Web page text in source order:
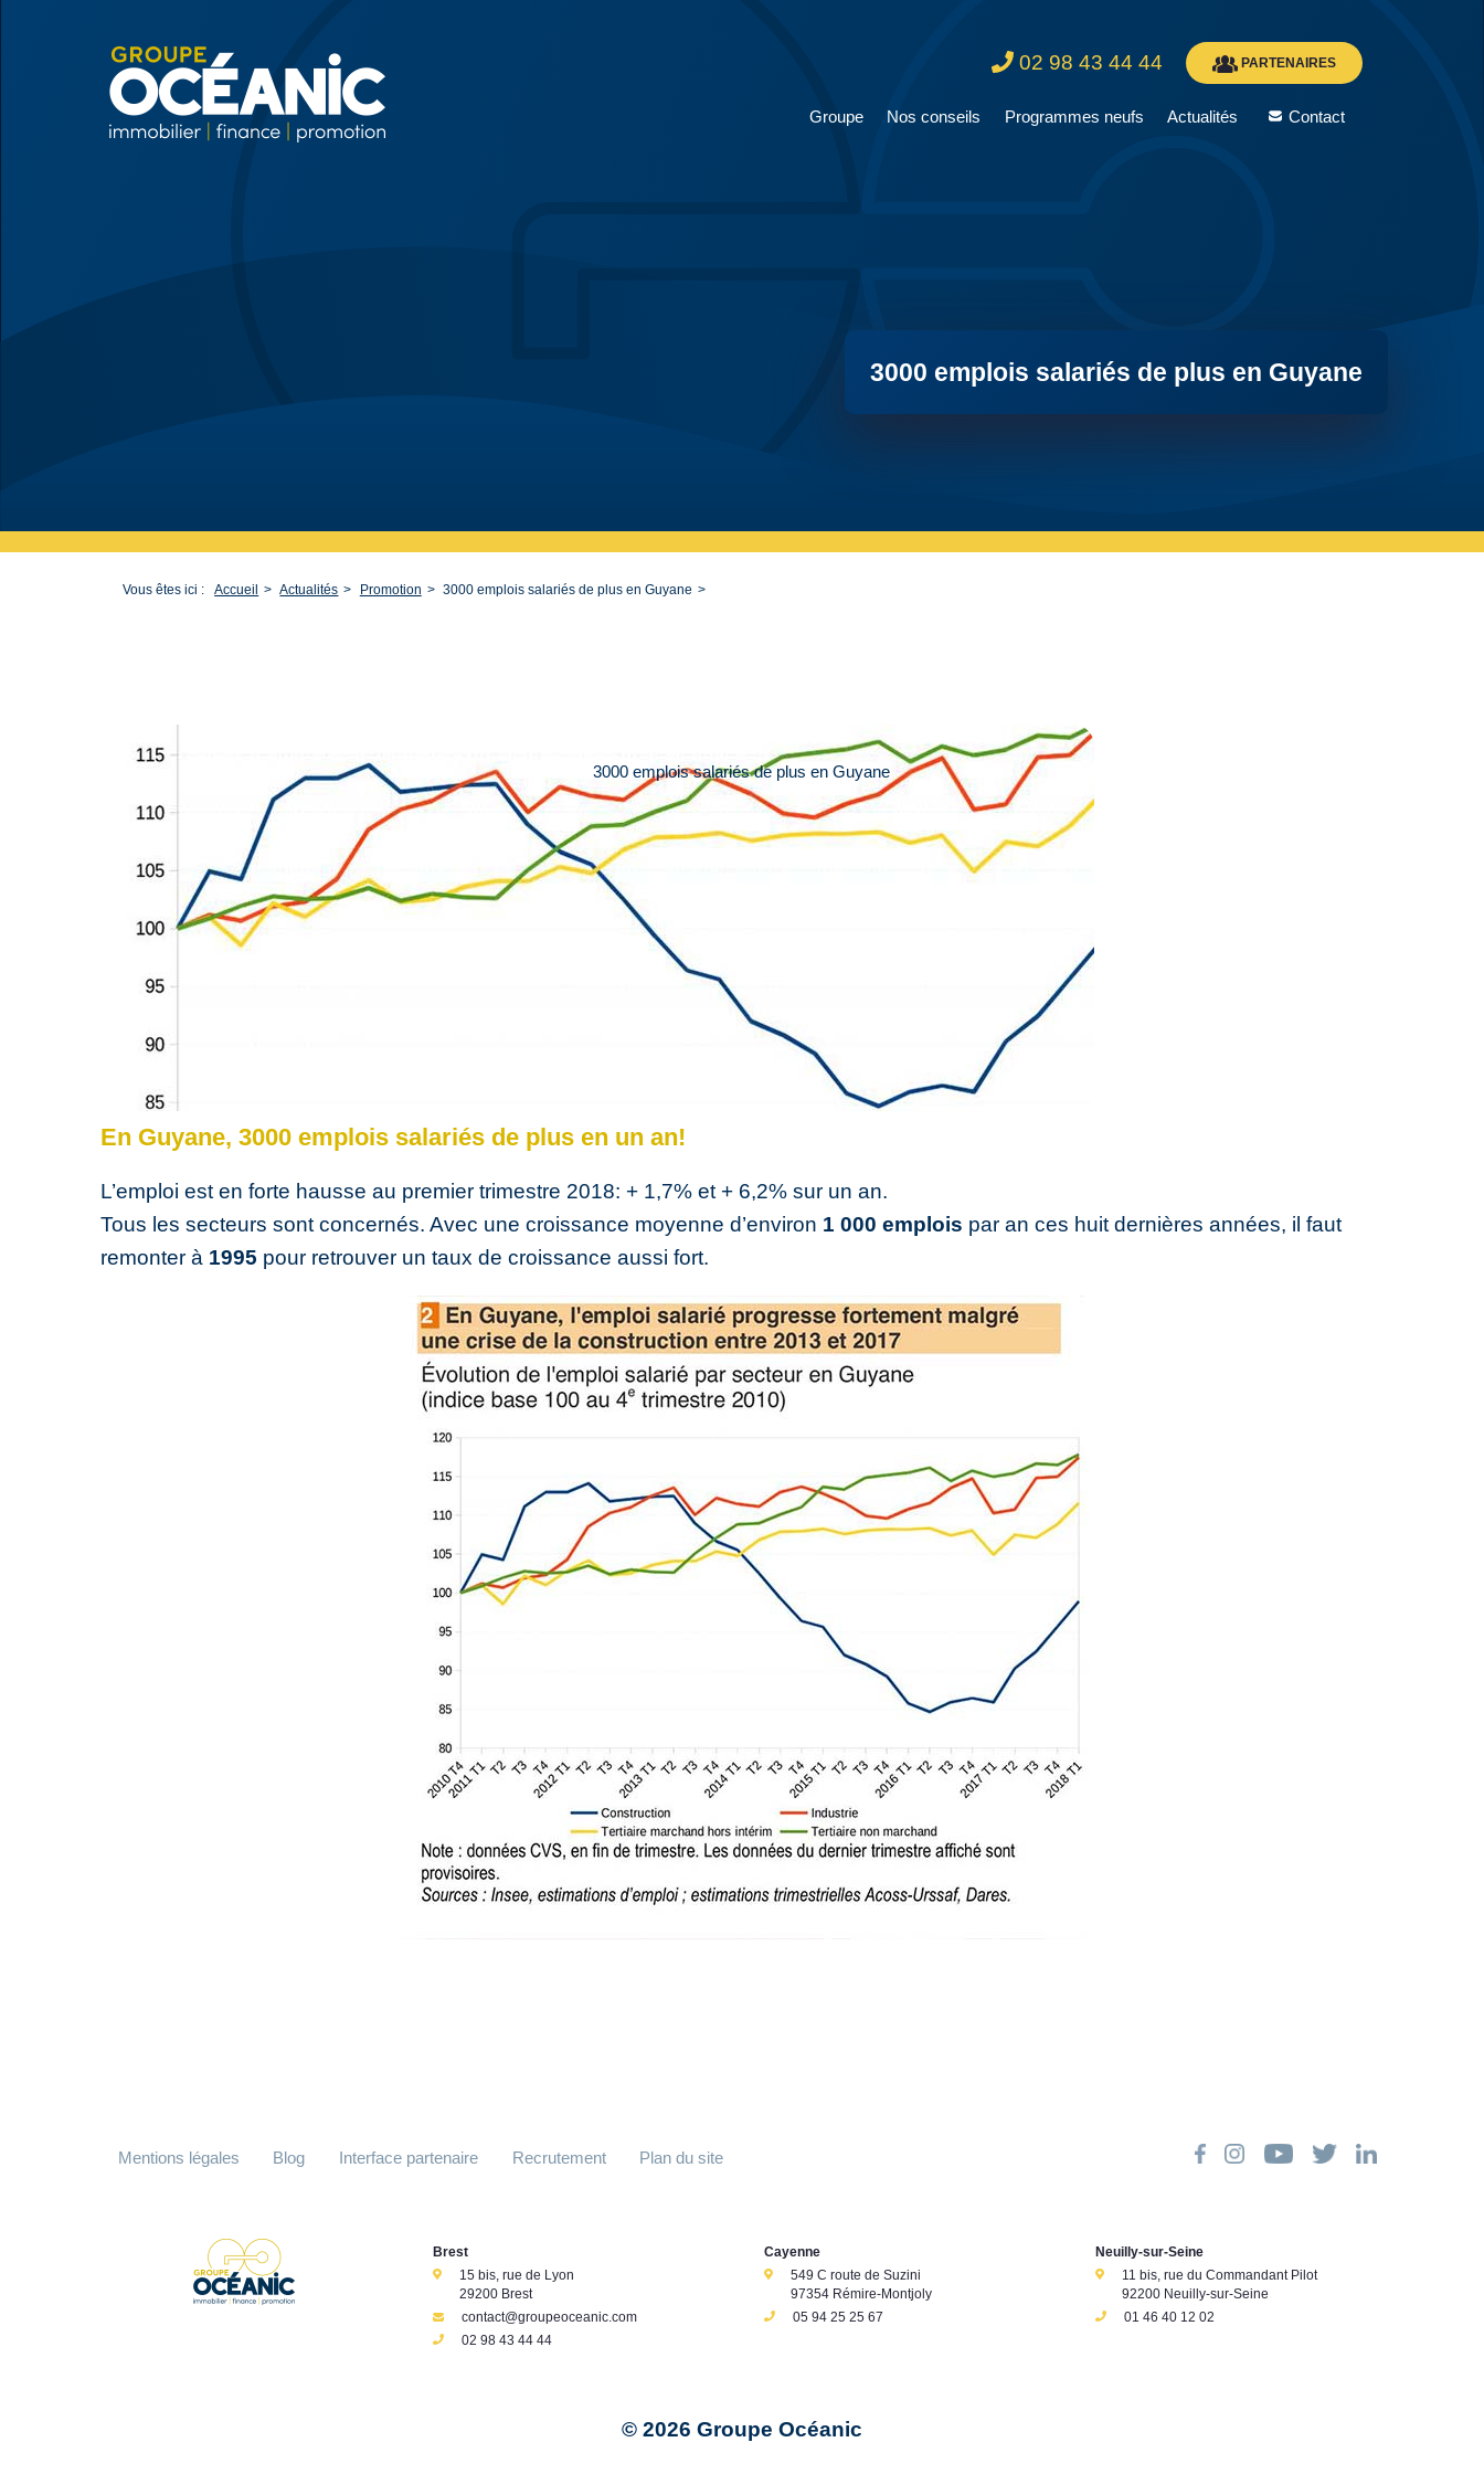
02 98 43 44 44 PARTENAIRES
Groupe Nos conseils Programmes neufs Actualités Contact
3000 emplois salariés de plus en Guyane
Vous êtes ici : Accueil Actualités Promotion 3000 emplois salariés de plus en Guyane
3000 emplois salariés de plus en Guyane
En Guyane, 3000 emplois salariés de plus en un an!
L’emploi est en forte hausse au premier trimestre 2018: + 1,7% et + 6,2% sur un an.
Tous les secteurs sont concernés. Avec une croissance moyenne d’environ 1 000 emplois par an ces huit dernières années, il faut
remonter à 1995 pour retrouver un taux de croissance aussi fort.
Mentions légales Blog Interface partenaire Recrutement Plan du site
Brest
15 bis, rue de Lyon
29200 Brest
contact@groupeoceanic.com
02 98 43 44 44
Cayenne
549 C route de Suzini
97354 Rémire-Montjoly
05 94 25 25 67
Neuilly-sur-Seine
11 bis, rue du Commandant Pilot
92200 Neuilly-sur-Seine
01 46 40 12 02
© 2026 Groupe Océanic